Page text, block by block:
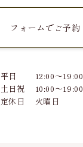
フォームでご予約
平日
12:00～19:00
土日祝
10:00～19:00
定休日
火曜日